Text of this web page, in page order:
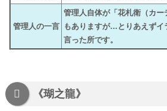
管理人の一言
管理人自体が「花札衛（カ
もありますが…とりあえずイ
言った所です。
《瑚之龍》